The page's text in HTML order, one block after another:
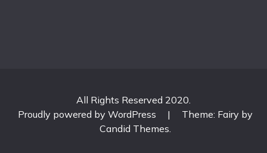
All Rights Reserved 2020.
Proudly powered by WordPress
|
Theme: Fairy by
Candid Themes